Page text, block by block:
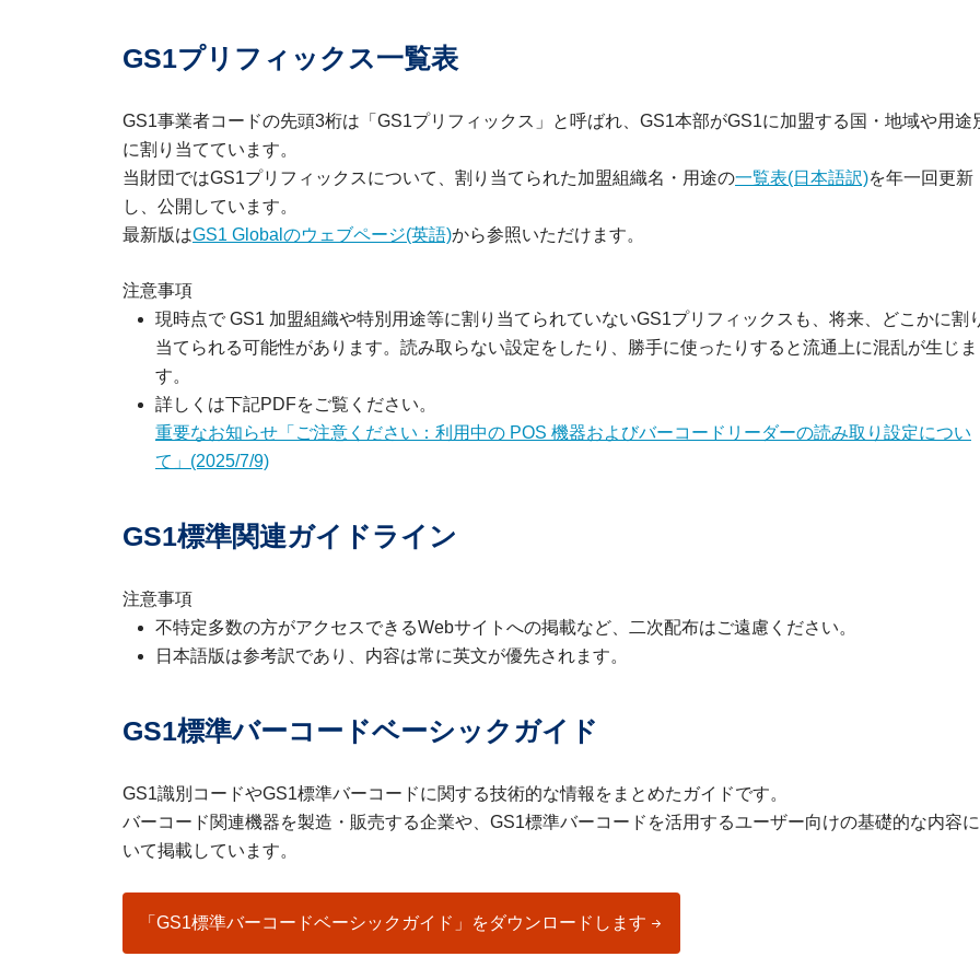
GS1プリフィックス一覧表
GS1事業者コードの先頭3桁は「GS1プリフィックス」と呼ばれ、GS1本部がGS1に加盟する国・地域や用途
に割り当てています。
当財団ではGS1プリフィックスについて、割り当てられた加盟組織名・用途の一覧表(日本語訳)を年一回更新
し、公開しています。
最新版はGS1 Globalのウェブページ(英語)から参照いただけます。
注意事項
現時点で GS1 加盟組織や特別用途等に割り当てられていないGS1プリフィックスも、将来、どこかに割
当てられる可能性があります。読み取らない設定をしたり、勝手に使ったりすると流通上に混乱が生じま
す。
詳しくは下記PDFをご覧ください。
重要なお知らせ「ご注意ください：利用中の POS 機器およびバーコードリーダーの読み取り設定につい
て」(2025/7/9)
GS1標準関連ガイドライン
注意事項
不特定多数の方がアクセスできるWebサイトへの掲載など、二次配布はご遠慮ください。
日本語版は参考訳であり、内容は常に英文が優先されます。
GS1標準バーコードベーシックガイド
GS1識別コードやGS1標準バーコードに関する技術的な情報をまとめたガイドです。
バーコード関連機器を製造・販売する企業や、GS1標準バーコードを活用するユーザー向けの基礎的な内容
いて掲載しています。
「GS1標準バーコードベーシックガイド」をダウンロードします